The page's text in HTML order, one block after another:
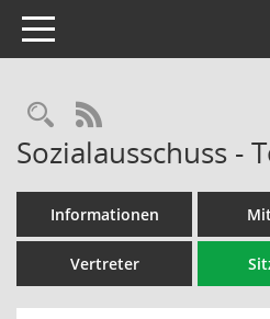
Toggle navigation
Rechercheauswahl
RSS-Feed
Sozialausschuss -
Informationen
Vertreter